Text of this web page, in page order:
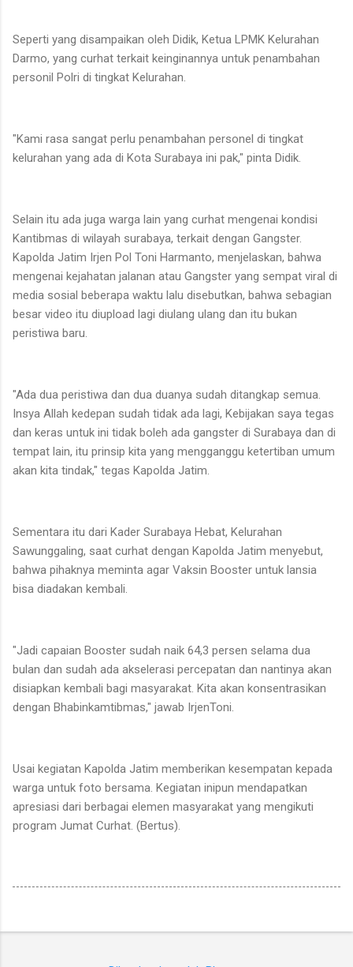
Seperti yang disampaikan oleh Didik, Ketua LPMK Kelurahan
Darmo, yang curhat terkait keinginannya untuk penambahan
personil Polri di tingkat Kelurahan.
"Kami rasa sangat perlu penambahan personel di tingkat
kelurahan yang ada di Kota Surabaya ini pak," pinta Didik.
Selain itu ada juga warga lain yang curhat mengenai kondisi
Kantibmas di wilayah surabaya, terkait dengan Gangster.
Kapolda Jatim Irjen Pol Toni Harmanto, menjelaskan, bahwa
mengenai kejahatan jalanan atau Gangster yang sempat viral di
media sosial beberapa waktu lalu disebutkan, bahwa sebagian
besar video itu diupload lagi diulang ulang dan itu bukan
peristiwa baru.
"Ada dua peristiwa dan dua duanya sudah ditangkap semua.
Insya Allah kedepan sudah tidak ada lagi, Kebijakan saya tegas
dan keras untuk ini tidak boleh ada gangster di Surabaya dan di
tempat lain, itu prinsip kita yang mengganggu ketertiban umum
akan kita tindak," tegas Kapolda Jatim.
Sementara itu dari Kader Surabaya Hebat, Kelurahan
Sawunggaling, saat curhat dengan Kapolda Jatim menyebut,
bahwa pihaknya meminta agar Vaksin Booster untuk lansia
bisa diadakan kembali.
"Jadi capaian Booster sudah naik 64,3 persen selama dua
bulan dan sudah ada akselerasi percepatan dan nantinya akan
disiapkan kembali bagi masyarakat. Kita akan konsentrasikan
dengan Bhabinkamtibmas," jawab IrjenToni.
Usai kegiatan Kapolda Jatim memberikan kesempatan kepada
warga untuk foto bersama. Kegiatan inipun mendapatkan
apresiasi dari berbagai elemen masyarakat yang mengikuti
program Jumat Curhat. (Bertus).